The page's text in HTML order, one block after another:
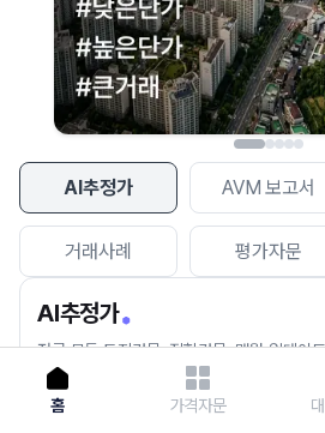
AI추정가 AVM 보고서
거래사례 평가자문
AI추정가
전국 모든 토지건물, 집합건물, 매월 업데이
세요.
홈 가격자문